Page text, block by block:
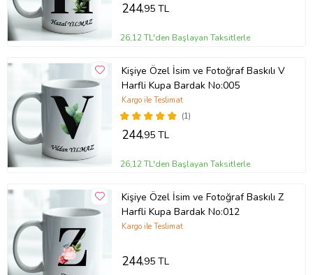
244,95 TL
26,12 TL'den Başlayan Taksitlerle
Kişiye Özel İsim ve Fotoğraf Baskılı V
Harfli Kupa Bardak No:005
(1)
Kargo ile Teslimat
244,95 TL
26,12 TL'den Başlayan Taksitlerle
Kişiye Özel İsim ve Fotoğraf Baskılı Z
Harfli Kupa Bardak No:012
Kargo ile Teslimat
244,95 TL